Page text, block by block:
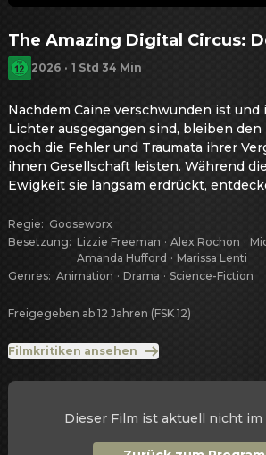
The Amazing Digital Circus:
2026 · 1 Std 34 Min
Nachdem Caine verschwunden ist und
Lichter ausgegangen sind, bleiben
noch die Fehler und Traumata ihrer
ihnen Gesellschaft leisten. Während
Ewigkeit sie langsam erdrückt,
sie sich mit dem abfinden, was sie ans
werden sie… die andere Wahl treffen?
Regie: Gooseworx
Besetzung: Lizzie Freeman · Alex Rochon ·
Amanda Hufford · Marissa Lenti
Genres: Animation · Drama · Science-Fiction
Freigegeben ab 12 Jahren (FSK 12)
Filmkritiken ansehen
Dieser Film ist aktuell nicht im